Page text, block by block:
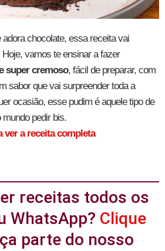
chocolate, essa receita vai
vamos te ensinar a fazer
super cremoso, fácil de preparar, com
sabor que vai surpreender toda a
ocasião, esse pudim é aquele tipo de
pedir bis.
ver a receita completa
receitas todos os
WhatsApp? Clique
parte do nosso